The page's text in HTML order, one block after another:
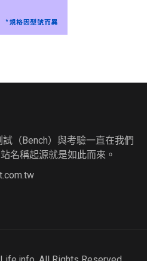
（Bench）與考驗一直在我們
名稱起源就是如此而來。